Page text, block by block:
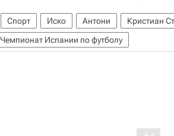
Спорт Иско Антони Кристиан
Чемпионат Испании по футболу